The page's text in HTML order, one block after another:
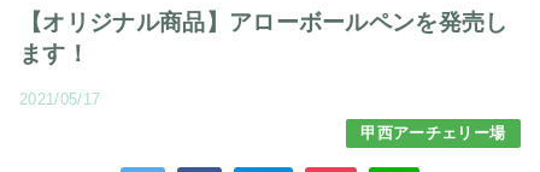
【オリジナル商品】アローボールペンを発売し
ます！
2021/05/17
甲西アーチェリー場